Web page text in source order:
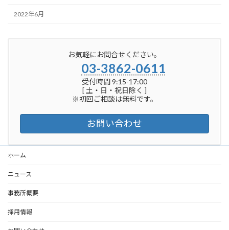
2022年6月
お気軽にお問合せください。
03-3862-0611
受付時間 9:15-17:00
[ 土・日・祝日除く ]
※初回ご相談は無料です。
お問い合わせ
ホーム
ニュース
事務所概要
採用情報